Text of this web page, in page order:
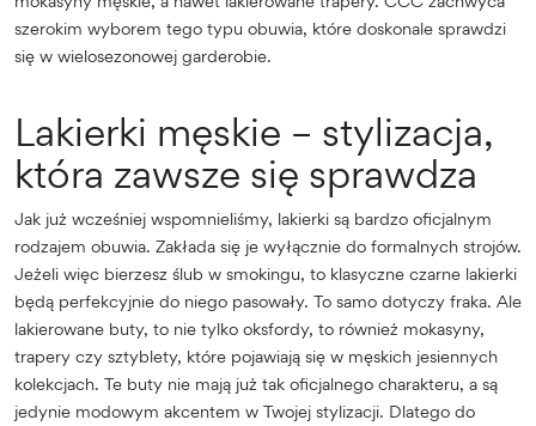
szerokim wyborem tego typu obuwia, które doskonale sprawdzi
się w wielosezonowej garderobie.
Lakierki męskie – stylizacja,
która zawsze się sprawdza
Jak już wcześniej wspomnieliśmy, lakierki są bardzo oficjalnym
rodzajem obuwia. Zakłada się je wyłącznie do formalnych strojów.
Jeżeli więc bierzesz ślub w smokingu, to klasyczne czarne lakierki
będą perfekcyjnie do niego pasowały. To samo dotyczy fraka. Ale
lakierowane buty, to nie tylko oksfordy, to również mokasyny,
trapery czy sztyblety, które pojawiają się w męskich jesiennych
kolekcjach. Te buty nie mają już tak oficjalnego charakteru, a są
jedynie modowym akcentem w Twojej stylizacji. Dlatego do